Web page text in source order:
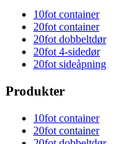
10fot container
20fot container
20fot dobbeltdør
20fot 4-sidedør
20fot sideåpning
Produkter
10fot container
20fot container